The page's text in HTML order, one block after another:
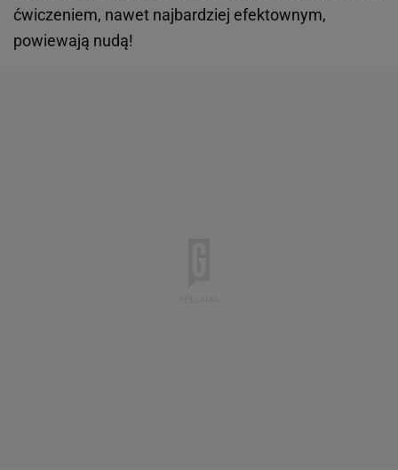
ćwiczeniem, nawet najbardziej efektownym,
powiewają nudą!